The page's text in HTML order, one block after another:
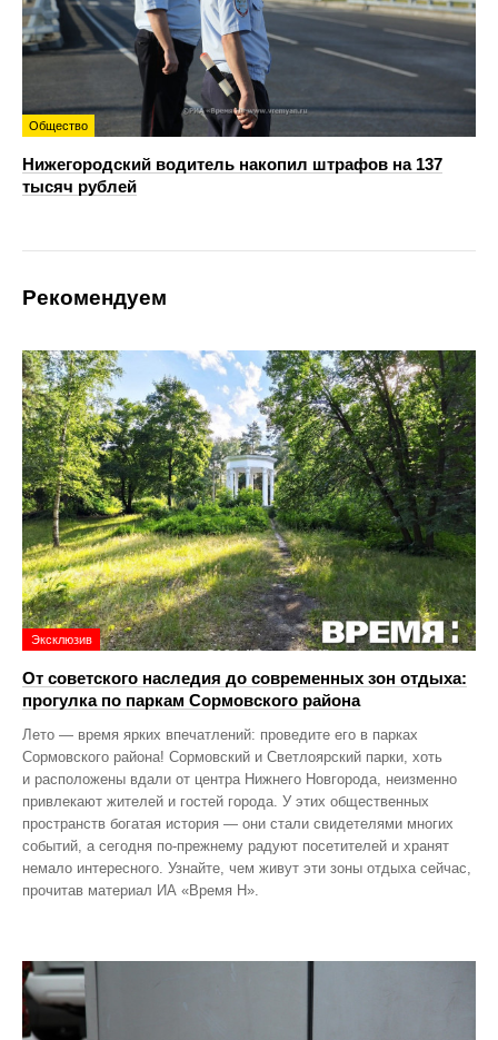
Общество
Нижегородский водитель накопил штрафов на 137
тысяч рублей
Рекомендуем
Эксклюзив
От советского наследия до современных зон отдыха:
прогулка по паркам Сормовского района
Лето — время ярких впечатлений: проведите его в парках
Сормовского района! Сормовский и Светлоярский парки, хоть
и расположены вдали от центра Нижнего Новгорода, неизменно
привлекают жителей и гостей города. У этих общественных
пространств богатая история — они стали свидетелями многих
событий, а сегодня по‑прежнему радуют посетителей и хранят
немало интересного. Узнайте, чем живут эти зоны отдыха сейчас,
прочитав материал ИА «Время Н».